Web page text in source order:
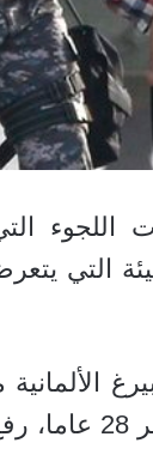
اللجوء
التي
الألمانية
السيئة من خلال حالة